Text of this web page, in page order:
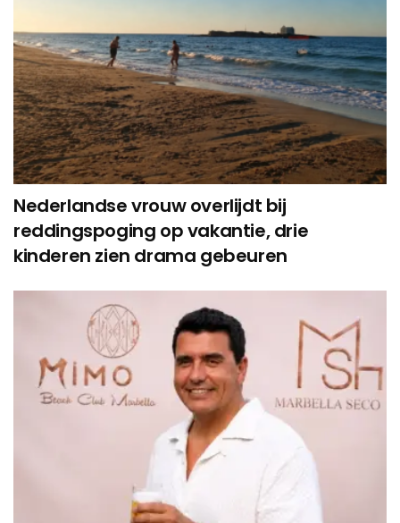
Nederlandse vrouw overlijdt bij
reddingspoging op vakantie, drie
kinderen zien drama gebeuren